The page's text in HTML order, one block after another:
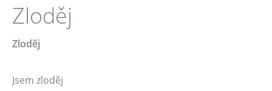
Zloděj
Zloděj
Jsem zloděj